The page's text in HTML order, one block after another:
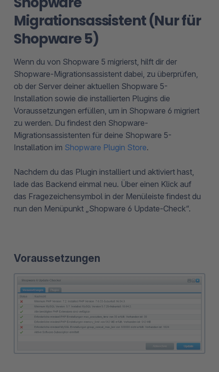
Migrationsassistent (Nur für
Shopware 5)
Wenn du von Shopware 5 migrierst, hilft dir der
Shopware-Migrationsassistent dabei, zu überprüfen,
ob der Server deiner aktuellen Shopware 5-
Installation sowie die installierten Plugins die
Voraussetzungen erfüllen, um in Shopware 6 migriert
zu werden. Du findest den Shopware-
Migrationsassistenten für deine Shopware 5-
Installation im Shopware Plugin Store.
Nachdem du das Plugin installiert und aktiviert hast,
lade das Backend einmal neu. Über einen Klick auf
das Fragezeichensymbol in der Menüleiste findest du
nun den Menüpunkt „Shopware 6 Update-Check“.
Voraussetzungen